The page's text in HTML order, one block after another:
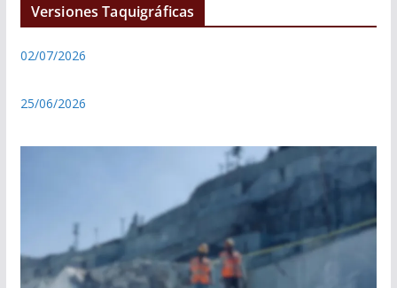
Versiones Taquigráficas
02/07/2026
25/06/2026